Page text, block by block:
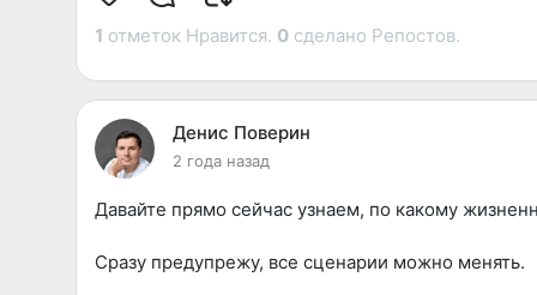
1 отметок Нравится. 0 сделано Репостов.
Денис Поверин
2 года назад
Давайте прямо сейчас узнаем, по какому
Сразу предупрежу, все сценарии можно менять.